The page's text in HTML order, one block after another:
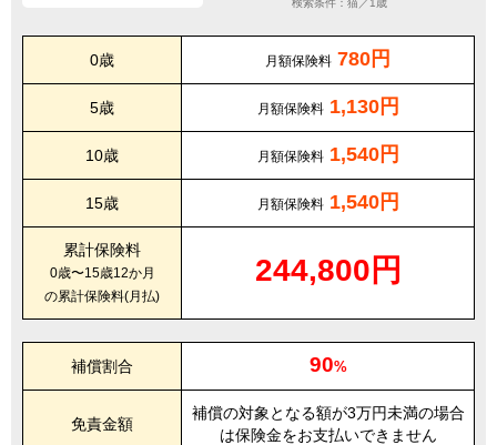
検索条件：猫／1歳
0歳 月額保険料 780円
5歳 月額保険料 1,130円
10歳 月額保険料 1,540円
15歳 月額保険料 1,540円
累計保険料
0歳〜15歳12か月
の累計保険料(月払)
244,800円
補償割合 90%
免責金額
補償の対象となる額が3万円未満の場合
は保険金をお支払いできません